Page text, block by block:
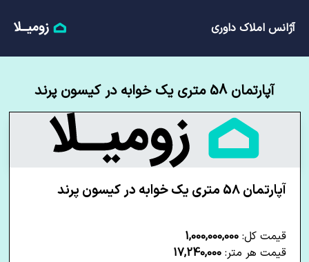
آژانس املاک داوری
آپارتمان 58 متری یک خوابه در کیسون پرند
آپارتمان 58 متری یک خوابه در کیسون پرند
قیمت کل:1,000,000,000
قیمت هر متر:17,240,000